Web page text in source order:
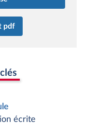
pdf
écrite